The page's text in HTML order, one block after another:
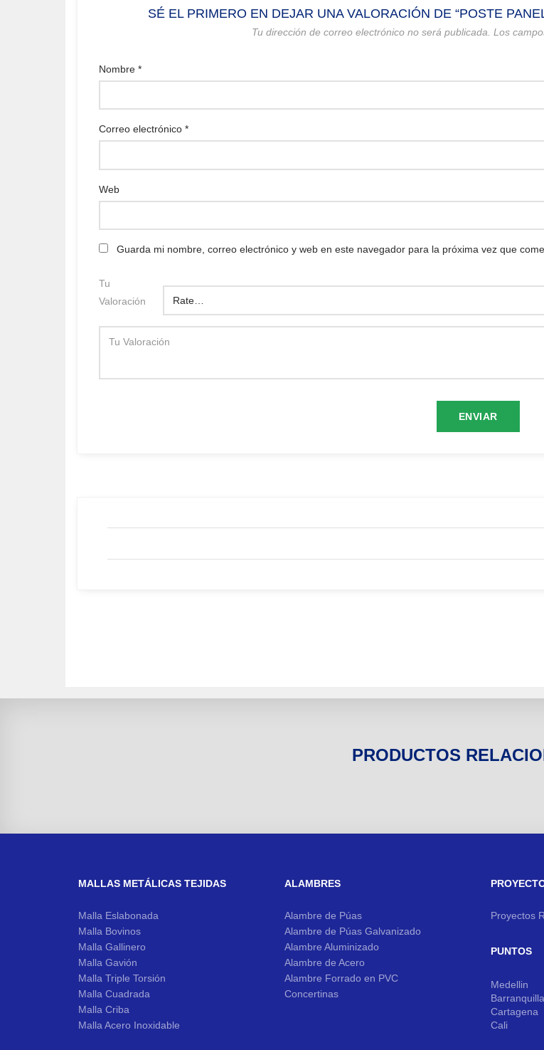
SÉ EL PRIMERO EN DEJAR UNA VALORACIÓN DE “POSTE
Tu dirección de correo electrónico no será publicada. Los
Nombre *
Correo electrónico *
Web
Guarda mi nombre, correo electrónico y web en este navegador para la próxima vez que
Tu
Valoración
PRODUCTOS
MALLAS METÁLICAS TEJIDAS
Malla Eslabonada
Malla Bovinos
Malla Gallinero
Malla Gavión
Malla Triple Torsión
Malla Cuadrada
Malla Criba
Malla Acero Inoxidable
ALAMBRES
Alambre de Púas
Alambre de Púas Galvanizado
Alambre Aluminizado
Alambre de Acero
Alambre Forrado en PVC
Concertinas
Proyectos
PUNTOS
Medellin
Barranquilla
Cartagena
Cali